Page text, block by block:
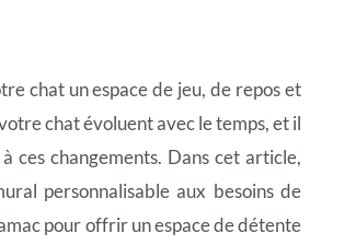
chat un espace de jeu, de repos et
chat évoluent avec le temps, et il
ces changements. Dans cet article,
personnalisable aux besoins de
pour offrir un espace de détente